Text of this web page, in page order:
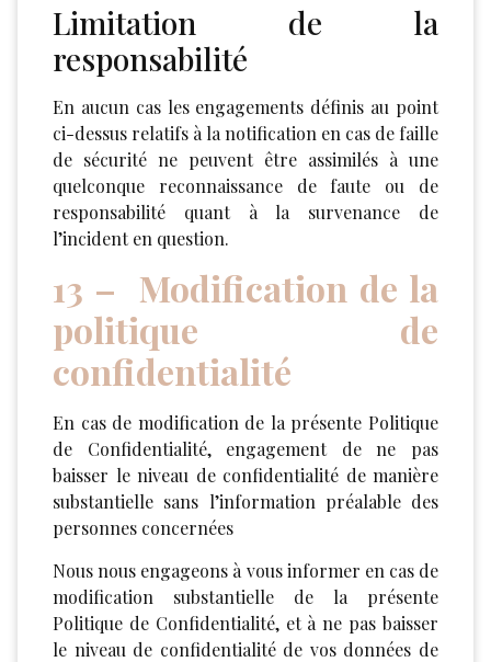
Limitation de la
responsabilité
En aucun cas les engagements définis au point
ci-dessus relatifs à la notification en cas de faille
de sécurité ne peuvent être assimilés à une
quelconque reconnaissance de faute ou de
responsabilité quant à la survenance de
l’incident en question.
13 – Modification de la
politique de
confidentialité
En cas de modification de la présente Politique
de Confidentialité, engagement de ne pas
baisser le niveau de confidentialité de manière
substantielle sans l’information préalable des
personnes concernées
Nous nous engageons à vous informer en cas de
modification substantielle de la présente
Politique de Confidentialité, et à ne pas baisser
le niveau de confidentialité de vos données de